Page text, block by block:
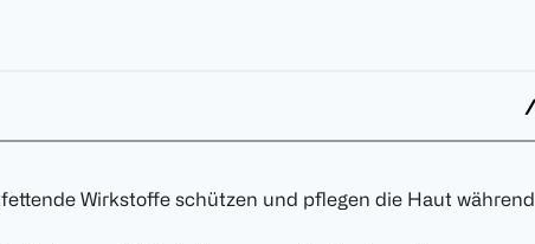
Wirkstoffe schützen und pflegen die Haut während